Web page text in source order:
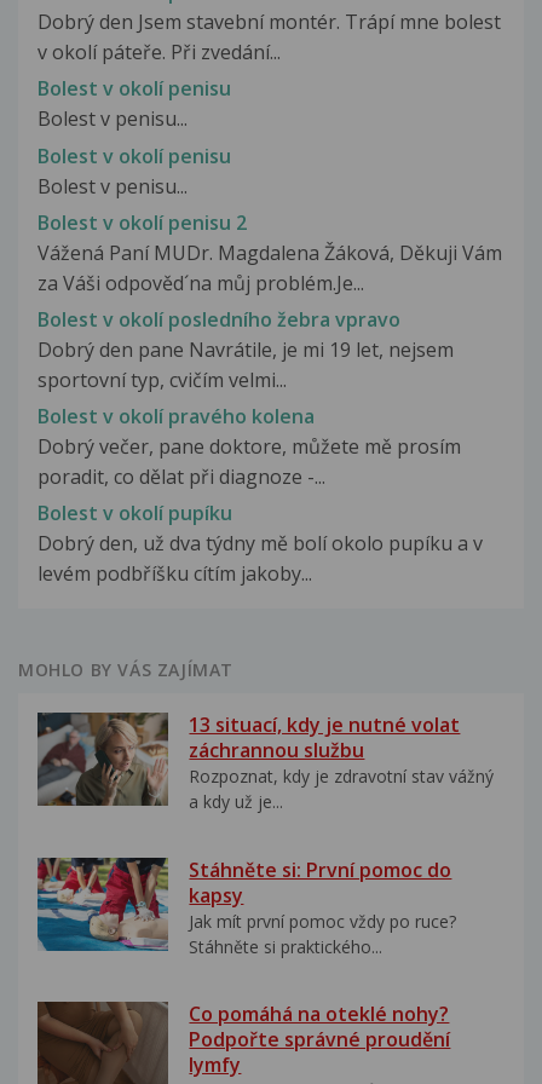
Dobrý den Jsem stavební montér. Trápí mne bolest
v okolí páteře. Při zvedání...
Bolest v okolí penisu
Bolest v penisu...
Bolest v okolí penisu
Bolest v penisu...
Bolest v okolí penisu 2
Vážená Paní MUDr. Magdalena Žáková, Děkuji Vám
za Váši odpověd´na můj problém.Je...
Bolest v okolí posledního žebra vpravo
Dobrý den pane Navrátile, je mi 19 let, nejsem
sportovní typ, cvičím velmi...
Bolest v okolí pravého kolena
Dobrý večer, pane doktore, můžete mě prosím
poradit, co dělat při diagnoze -...
Bolest v okolí pupíku
Dobrý den, už dva týdny mě bolí okolo pupíku a v
levém podbříšku cítím jakoby...
MOHLO BY VÁS ZAJÍMAT
13 situací, kdy je nutné volat
záchrannou službu
Rozpoznat, kdy je zdravotní stav vážný
a kdy už je...
Stáhněte si: První pomoc do
kapsy
Jak mít první pomoc vždy po ruce?
Stáhněte si praktického...
Co pomáhá na oteklé nohy?
Podpořte správné proudění
lymfy